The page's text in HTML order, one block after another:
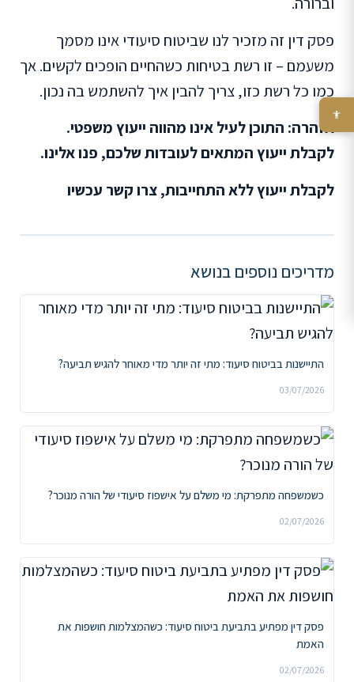
פסק דין זה מזכיר לנו שביטוח סיעודי אינו מסמך
משעמם – זו רשת בטיחות כשהחיים הופכים לקשים. אך
כמו כל רשת כזו, צריך להבין איך להשתמש בה נכון.
אזהרה: התוכן לעיל אינו מהווה ייעוץ משפטי.
לקבלת ייעוץ המתאים לעובדות שלכם, פנו אלינו.
לקבלת ייעוץ ללא התחייבות, צרו קשר עכשיו
מדריכים נוספים בנושא
התיישנות בביטוח סיעוד: מתי זה יותר מדי מאוחר להגיש תביעה?
03/07/2026
כשמשפחה מתפרקת: מי משלם על אישפוז סיעודי של הורה מנוכר?
02/07/2026
פסק דין מפתיע בתביעת ביטוח סיעוד: כשהמצלמות חושפות את
האמת
02/07/2026